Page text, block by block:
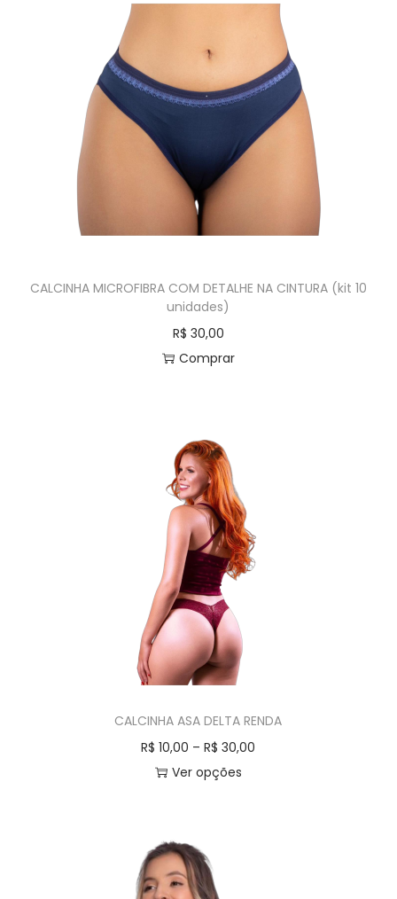
CALCINHA MICROFIBRA COM DETALHE NA CINTURA (kit 10
unidades)
R$ 30,00
Comprar
CALCINHA ASA DELTA RENDA
R$ 10,00 – R$ 30,00
Ver opções